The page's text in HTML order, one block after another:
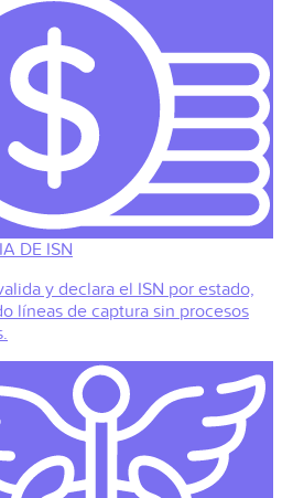
DE ISN
y declara el ISN por estado,
líneas de captura sin procesos